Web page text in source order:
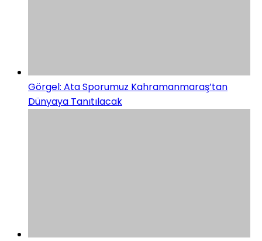
Görgel: Ata Sporumuz Kahramanmaraş’tan
Dünyaya Tanıtılacak